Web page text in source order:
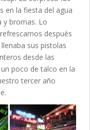
en la fiesta del agua
y bromas. Lo
después
sus pistolas
desde las
poco de talco en la
tercer año